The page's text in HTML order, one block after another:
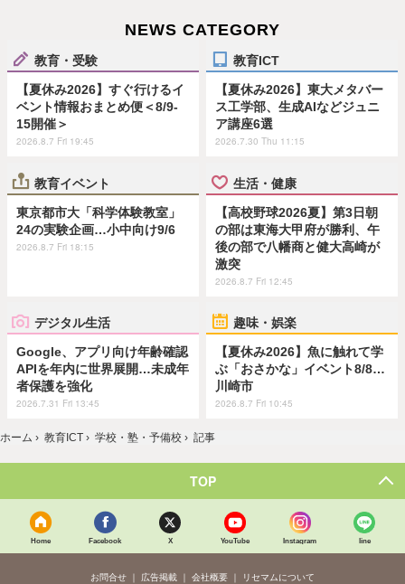
NEWS CATEGORY
教育・受験
【夏休み2026】すぐ行けるイ
ベント情報おまとめ便＜8/9-
15開催＞
2026.8.7 Fri 19:45
教育ICT
【夏休み2026】東大メタバー
ス工学部、生成AIなどジュニ
ア講座6選
2026.7.30 Thu 11:15
教育イベント
東京都市大「科学体験教室」
24の実験企画…小中向け9/6
2026.8.7 Fri 18:15
生活・健康
【高校野球2026夏】第3日朝
の部は東海大甲府が勝利、午
後の部で八幡商と健大高崎が
激突
2026.8.7 Fri 12:45
デジタル生活
Google、アプリ向け年齢確認
APIを年内に世界展開…未成年
者保護を強化
2026.7.31 Fri 13:45
趣味・娯楽
【夏休み2026】魚に触れて学
ぶ「おさかな」イベント8/8…
川崎市
2026.8.7 Fri 10:45
ホーム › 教育ICT › 学校・塾・予備校 › 記事
TOP
Home Facebook X YouTube Instagram line
お問合せ 広告掲載 会社概要 リセマムについて